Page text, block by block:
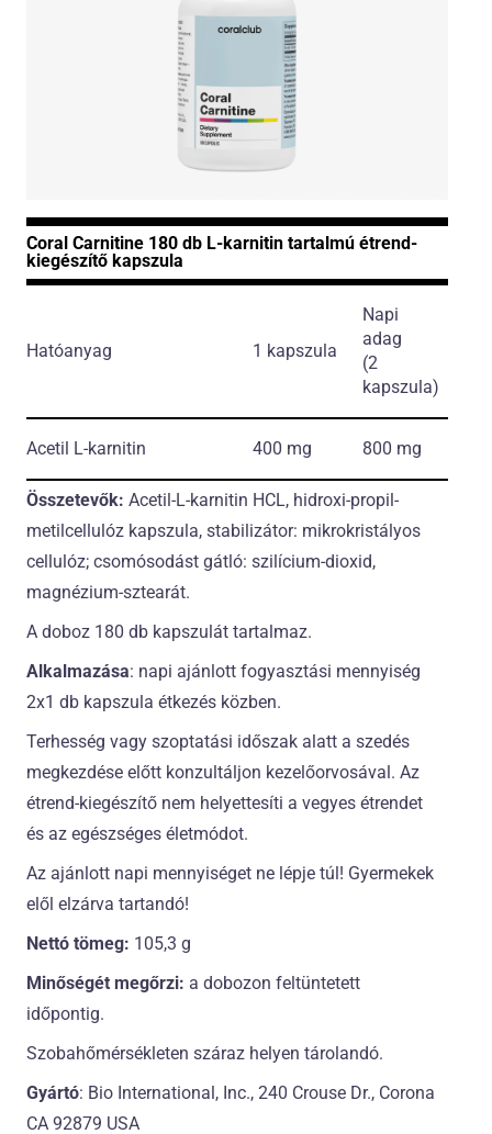
Coral Carnitine 180 db L-karnitin tartalmú étrend-
kiegészítő kapszula
Hatóanyag 1 kapszula
Napi
adag
(2
kapszula)
Acetil L-karnitin 400 mg 800 mg
Összetevők: Acetil-L-karnitin HCL, hidroxi-propil-
metilcellulóz kapszula, stabilizátor: mikrokristályos
cellulóz; csomósodást gátló: szilícium-dioxid,
magnézium-sztearát.
A doboz 180 db kapszulát tartalmaz.
Alkalmazása: napi ajánlott fogyasztási mennyiség
2x1 db kapszula étkezés közben.
Terhesség vagy szoptatási időszak alatt a szedés
megkezdése előtt konzultáljon kezelőorvosával. Az
étrend-kiegészítő nem helyettesíti a vegyes étrendet
és az egészséges életmódot.
Az ajánlott napi mennyiséget ne lépje túl! Gyermekek
elől elzárva tartandó!
Nettó tömeg: 105,3 g
Minőségét megőrzi: a dobozon feltüntetett
időpontig.
Szobahőmérsékleten száraz helyen tárolandó.
Gyártó: Bio International, Inc., 240 Crouse Dr., Corona
CA 92879 USA